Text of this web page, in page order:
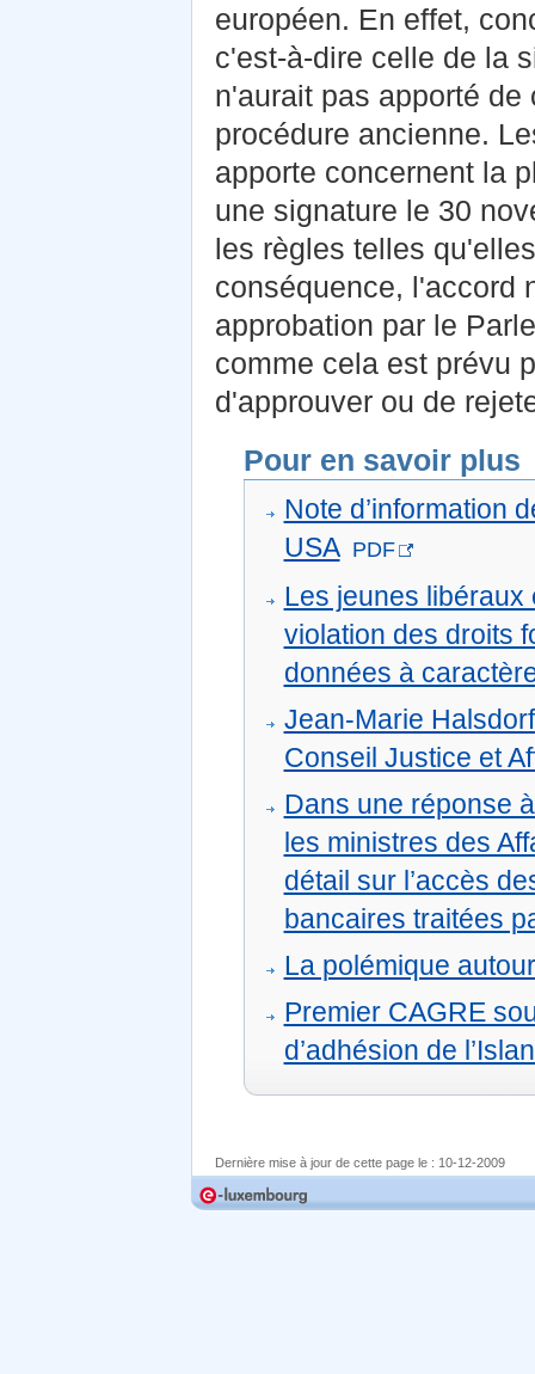
européen. En effet,
c'est-à-dire celle de la
n'aurait pas apporté
procédure ancienne.
apporte concernent la
une signature le 30
les règles telles
conséquence, l'accord
approbation par le
comme cela est prévu
d'approuver ou de
Pour en savoir plus
Note d’information
USAPDF
Les jeunes libéraux
violation des droits
données à
Jean-Marie
Conseil Justice et
Dans une réponse
les ministres des
détail sur l’accès
bancaires traitées
La polémique
Premier CAGRE
d’adhésion de
Dernière mise à jour de cette page le : 10-12-2009